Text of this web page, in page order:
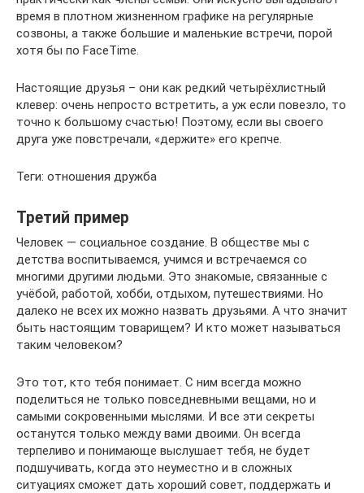
время в плотном жизненном графике на регулярные
созвоны, а также большие и маленькие встречи, порой
хотя бы по FaceTime.
Настоящие друзья – они как редкий четырёхлистный
клевер: очень непросто встретить, а уж если повезло, то
точно к большому счастью! Поэтому, если вы своего
друга уже повстречали, «держите» его крепче.
Теги: отношения дружба
Третий пример
Человек — социальное создание. В обществе мы с
детства воспитываемся, учимся и встречаемся со
многими другими людьми. Это знакомые, связанные с
учёбой, работой, хобби, отдыхом, путешествиями. Но
далеко не всех их можно назвать друзьями. А что значит
быть настоящим товарищем? И кто может называться
таким человеком?
Это тот, кто тебя понимает. С ним всегда можно
поделиться не только повседневными вещами, но и
самыми сокровенными мыслями. И все эти секреты
останутся только между вами двоими. Он всегда
терпеливо и понимающе выслушает тебя, не будет
подшучивать, когда это неуместно и в сложных
ситуациях сможет дать хороший совет, поддержать и